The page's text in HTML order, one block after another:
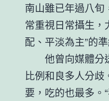
南山雖已年過八
常重視日常攝生，
配、平淡為主”的
他曾向媒體分
比例和良多人分
要，吃的也最多。